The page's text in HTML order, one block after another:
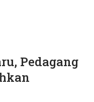
Pedagang